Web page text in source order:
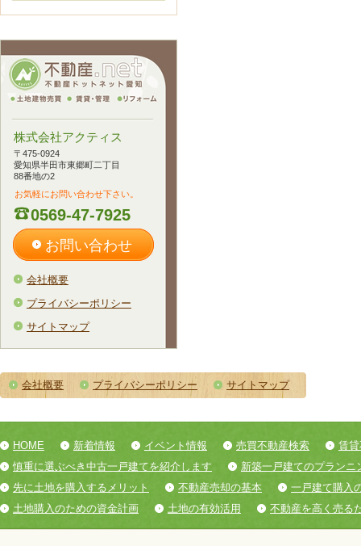
株式会社アクティス
〒475-0924
愛知県半田市東郷町二丁目
88番地の2
お気軽にお問い合わせ下さい。
0569-47-7925
お問い合わせ
会社概要
プライバシーポリシー
サイトマップ
会社概要 プライバシーポリシー サイトマップ
HOME 新着情報 イベント情報 売買不動産検索
賃
慎重に選ぶべき中古一戸建てを紹介します
新築一戸建てのプランニ
先に土地を購入するメリット
不動産売却の基本
一戸建て購入
土地購入のための資金計画
土地の有効活用 不動産を高く売る